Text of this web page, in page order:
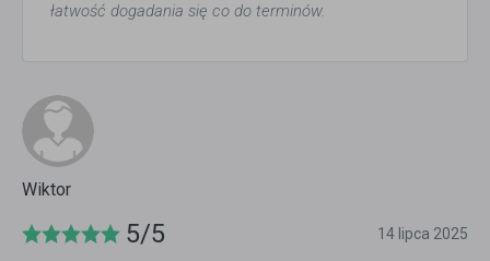
łatwość dogadania się co do terminów.
Wiktor
5/5 14 lipca 2025